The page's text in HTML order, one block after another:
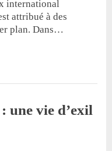
international
attribué à des
plan. Dans…
une vie d’exil